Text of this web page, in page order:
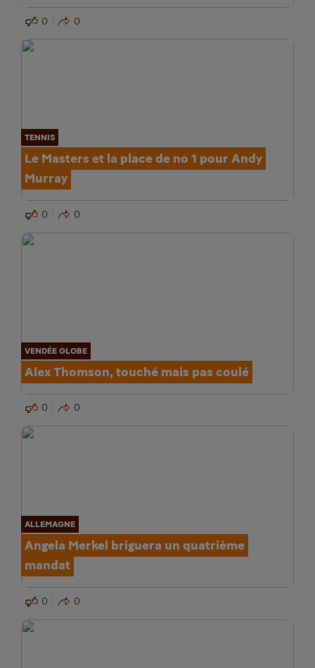
0 0
TENNIS
Le Masters et la place de no 1 pour Andy
Murray
0 0
VENDÉE GLOBE
Alex Thomson, touché mais pas coulé
0 0
ALLEMAGNE
Angela Merkel briguera un quatrième
mandat
0 0